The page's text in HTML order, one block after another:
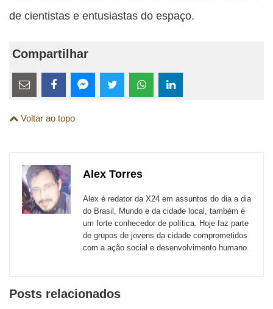
de cientistas e entusiastas do espaço.
Compartilhar
Estes
links
são
sites
externos
esta
Email
esta
FacebookMessenger
TwitterWhatsApp
Voltar ao topo
Alex Torres
Alex é redator da X24 em assuntos do dia a dia
do Brasil, Mundo e da cidade local, também é
um forte conhecedor de política. Hoje faz parte
de grupos de jovens da cidade comprometidos
com a ação social e desenvolvimento humano.
Posts relacionados